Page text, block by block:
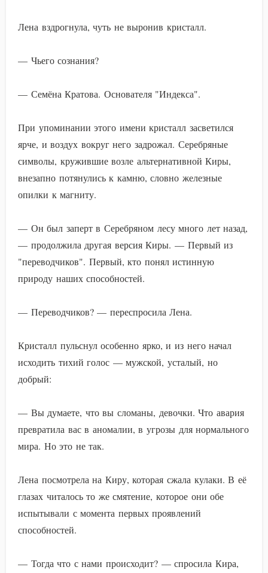
Лена вздрогнула, чуть не выронив кристалл.
— Чьего сознания?
— Семёна Кратова. Основателя "Индекса".
При упоминании этого имени кристалл засветился
ярче, и воздух вокруг него задрожал. Серебряные
символы, кружившие возле альтернативной Киры,
внезапно потянулись к камню, словно железные
опилки к магниту.
— Он был заперт в Серебряном лесу много лет назад,
— продолжила другая версия Киры. — Первый из
"переводчиков". Первый, кто понял истинную
природу наших способностей.
— Переводчиков? — переспросила Лена.
Кристалл пульснул особенно ярко, и из него начал
исходить тихий голос — мужской, усталый, но
добрый:
— Вы думаете, что вы сломаны, девочки. Что авария
превратила вас в аномалии, в угрозы для нормального
мира. Но это не так.
Лена посмотрела на Киру, которая сжала кулаки. В её
глазах читалось то же смятение, которое они обе
испытывали с момента первых проявлений
способностей.
— Тогда что с нами происходит? — спросила Кира,